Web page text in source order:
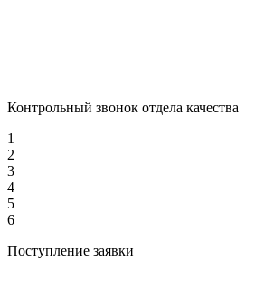
Контрольный звонок отдела качества
1
2
3
4
5
6
Поступление заявки